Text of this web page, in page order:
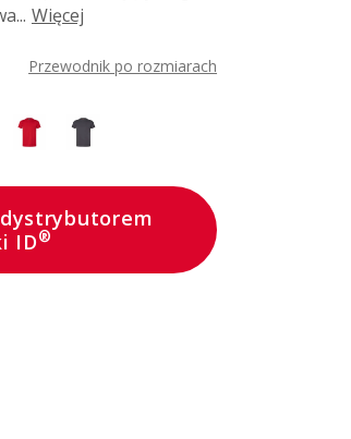
Więcej
Przewodnik po rozmiarach
ID®